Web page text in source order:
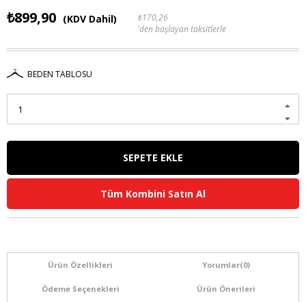
₺899,90 (KDV Dahil)
₺170,26
'den başlayan taksitlerle
BEDEN TABLOSU
Tüm Kombini Satın Al
Ürün Özellikleri Yorumlar(0)
Ödeme Seçenekleri Ürün Önerileri